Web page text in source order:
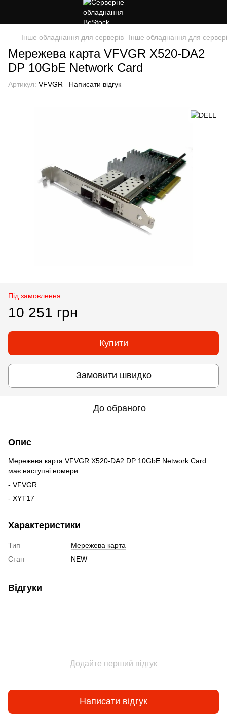
Інше обладнання для серверів Інше обладнання для
Мережева карта VFVGR X520-DA2
DP 10GbE Network Card
Артикул: VFVGR Написати відгук
Під замовлення
10 251 грн
Купити
Замовити швидко
До обраного
Опис
Мережева карта VFVGR X520-DA2 DP 10GbE Network Card
має наступні номери:
- VFVGR
- XYT17
Характеристики
Тип
Мережева карта
Стан
NEW
Відгуки
Додайте перший відгук
Написати відгук